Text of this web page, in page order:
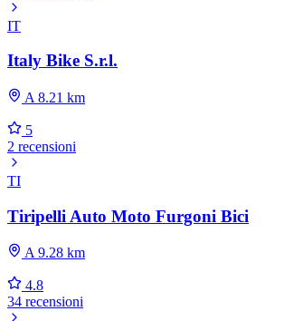
IT
Italy Bike S.r.l.
A 8.21 km
5
2 recensioni
TI
Tiripelli Auto Moto Furgoni Bici
A 9.28 km
4.8
34 recensioni